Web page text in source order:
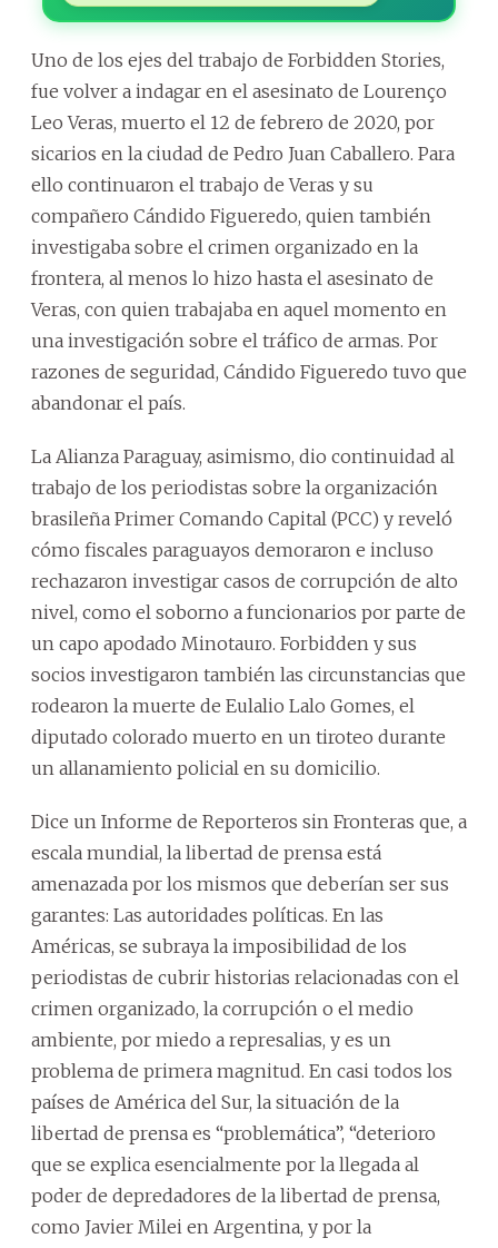
Uno de los ejes del trabajo de Forbidden Stories,
fue volver a indagar en el asesinato de Lourenço
Leo Veras, muerto el 12 de febrero de 2020, por
sicarios en la ciudad de Pedro Juan Caballero. Para
ello continuaron el trabajo de Veras y su
compañero Cándido Figueredo, quien también
investigaba sobre el crimen organizado en la
frontera, al menos lo hizo hasta el asesinato de
Veras, con quien trabajaba en aquel momento en
una investigación sobre el tráfico de armas. Por
razones de seguridad, Cándido Figueredo tuvo que
abandonar el país.
La Alianza Paraguay, asimismo, dio continuidad al
trabajo de los periodistas sobre la organización
brasileña Primer Comando Capital (PCC) y reveló
cómo fiscales paraguayos demoraron e incluso
rechazaron investigar casos de corrupción de alto
nivel, como el soborno a funcionarios por parte de
un capo apodado Minotauro. Forbidden y sus
socios investigaron también las circunstancias que
rodearon la muerte de Eulalio Lalo Gomes, el
diputado colorado muerto en un tiroteo durante
un allanamiento policial en su domicilio.
Dice un Informe de Reporteros sin Fronteras que, a
escala mundial, la libertad de prensa está
amenazada por los mismos que deberían ser sus
garantes: Las autoridades políticas. En las
Américas, se subraya la imposibilidad de los
periodistas de cubrir historias relacionadas con el
crimen organizado, la corrupción o el medio
ambiente, por miedo a represalias, y es un
problema de primera magnitud. En casi todos los
países de América del Sur, la situación de la
libertad de prensa es “problemática”, “deterioro
que se explica esencialmente por la llegada al
poder de depredadores de la libertad de prensa,
como Javier Milei en Argentina, y por la